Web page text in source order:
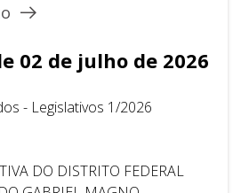
02 de julho de 2026
- Legislativos 1/2026
DO DISTRITO FEDERAL